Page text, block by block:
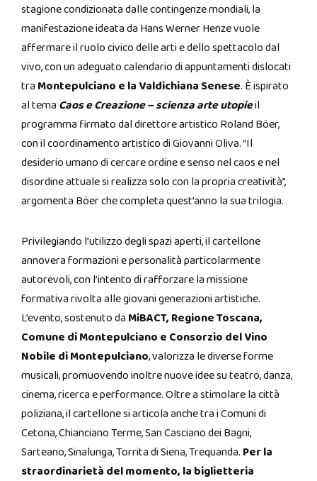
stagione condizionata dalle contingenze mondiali, la
manifestazione ideata da Hans Werner Henze vuole
affermare il ruolo civico delle arti e dello spettacolo dal
vivo, con un adeguato calendario di appuntamenti dislocati
tra Montepulciano e la Valdichiana Senese. È ispirato
al tema Caos e Creazione – scienza arte utopieil
programma firmato dal direttore artistico Roland Böer,
con il coordinamento artistico di Giovanni Oliva. “Il
desiderio umano di cercare ordine e senso nel caos e nel
disordine attuale si realizza solo con la propria creatività”,
argomenta Böer che completa quest’anno la sua trilogia.
Privilegiando l’utilizzo degli spazi aperti, il cartellone
annovera formazioni e personalità particolarmente
autorevoli, con l’intento di rafforzare la missione
formativa rivolta alle giovani generazioni artistiche.
L’evento, sostenuto da MiBACT, Regione Toscana,
Comune di Montepulciano e Consorzio del Vino
Nobile di Montepulciano, valorizza le diverse forme
musicali, promuovendo inoltre nuove idee su teatro, danza,
cinema, ricerca e performance. Oltre a stimolare la città
poliziana, il cartellone si articola anche tra i Comuni di
Cetona, Chianciano Terme, San Casciano dei Bagni,
Sarteano, Sinalunga, Torrita di Siena, Trequanda. Per la
straordinarietà del momento, la biglietteria